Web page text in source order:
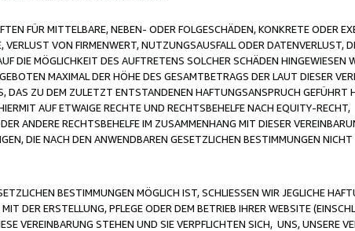
FÜR MITTELBARE, NEBEN- ODER FOLGESCHÄDEN, KONKRETE ODER
VON FIRMENWERT, NUTZUNGSAUSFALL ODER DATENVERLUST,
DIE MÖGLICHKEIT DES AUFTRETENS SOLCHER SCHÄDEN HINGEWIESEN
MAXIMAL DER HÖHE DES GESAMTBETRAGS DER LAUT DIESER
ZU DEM ZULETZT ENTSTANDENEN HAFTUNGSANSPRUCH GEFÜHRT
AUF ETWAIGE RECHTE UND RECHTSBEHELFE NACH EQUITY-RECHT,
ANDERE RECHTSBEHELFE IM ZUSAMMENHANG MIT DIESER
DIE NACH DEN ANWENDBAREN GESETZLICHEN BESTIMMUNGEN NICHT
BESTIMMUNGEN MÖGLICH IST, SCHLIESSEN WIR JEGLICHE
DER ERSTELLUNG, PFLEGE ODER DEM BETRIEB IHRER WEBSITE
VEREINBARUNG STEHEN UND SIE VERPFLICHTEN SICH, UNS, UNSERE